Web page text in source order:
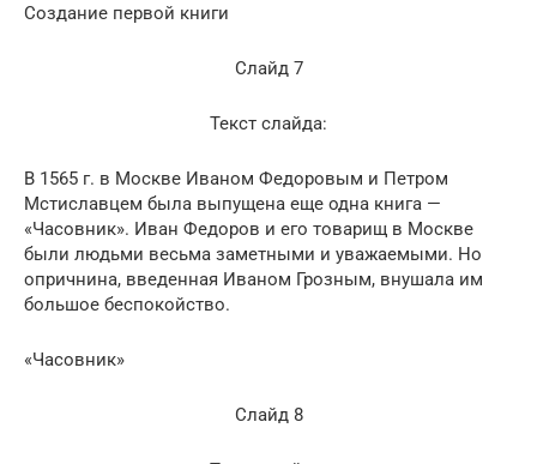
Создание первой книги
Слайд 7
Текст слайда:
В 1565 г. в Москве Иваном Федоровым и Петром
Мстиславцем была выпущена еще одна книга —
«Часовник». Иван Федоров и его товарищ в Москве
были людьми весьма заметными и уважаемыми. Но
опричнина, введенная Иваном Грозным, внушала им
большое беспокойство.
«Часовник»
Слайд 8